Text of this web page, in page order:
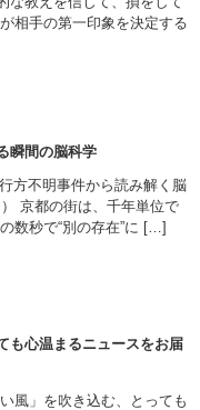
相手の第一印象を決定する
瞬間の脳科学
方不明事件から読み解く脳
京都の街は、千年単位で
数秒で“別の存在”に […]
も心温まるニュースをお届
風」を吹き込む、とっても